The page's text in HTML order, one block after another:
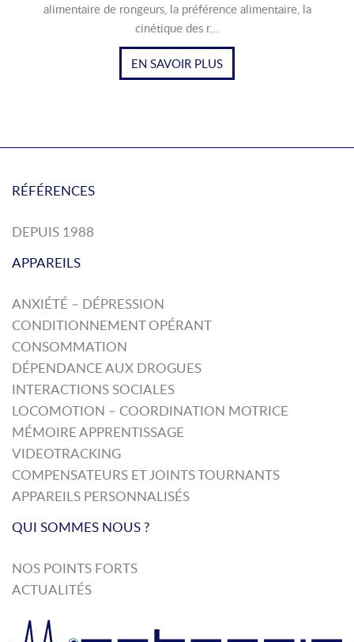
alimentaire de rongeurs, la préférence alimentaire, la
cinétique des r...
EN SAVOIR PLUS
RÉFÉRENCES
DEPUIS 1988
APPAREILS
ANXIÉTÉ – DÉPRESSION
CONDITIONNEMENT OPÉRANT
CONSOMMATION
DÉPENDANCE AUX DROGUES
INTERACTIONS SOCIALES
LOCOMOTION – COORDINATION MOTRICE
MÉMOIRE APPRENTISSAGE
VIDEOTRACKING
COMPENSATEURS ET JOINTS TOURNANTS
APPAREILS PERSONNALISÉS
QUI SOMMES NOUS ?
NOS POINTS FORTS
ACTUALITÉS